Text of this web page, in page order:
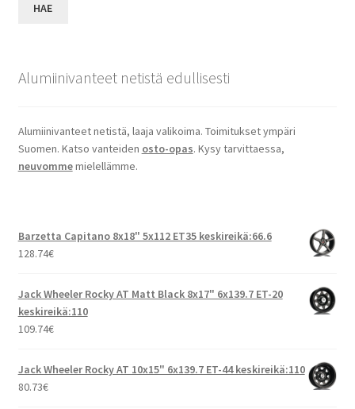
HAE
Alumiinivanteet netistä edullisesti
Alumiinivanteet netistä, laaja valikoima. Toimitukset ympäri
Suomen. Katso vanteiden osto-opas. Kysy tarvittaessa,
neuvommemielellämme.
Barzetta Capitano 8x18" 5x112 ET35 keskireikä:66.6
128.74€
Jack Wheeler Rocky AT Matt Black 8x17" 6x139.7 ET-20
keskireikä:110
109.74€
Jack Wheeler Rocky AT 10x15" 6x139.7 ET-44 keskireikä:110
80.73€